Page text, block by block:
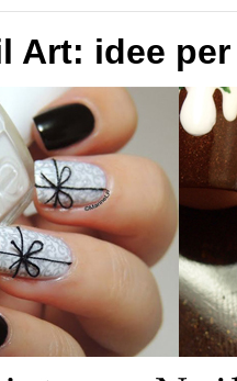
Art: idee